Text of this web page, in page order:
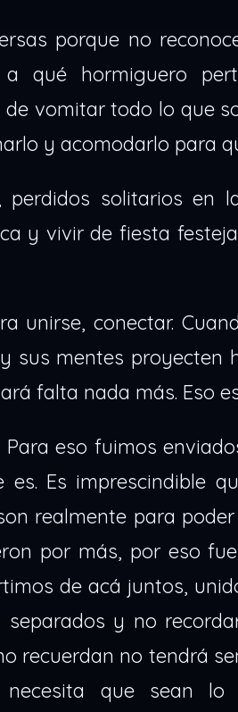
porque no
a qué hormiguero
vomitar todo lo que
y acomodarlo para
perdidos solitarios en
y vivir de fiesta
unirse, conectar.
sus mentes proyecten
falta nada más. Eso
eso fuimos
Es imprescindible
realmente para
por más, por eso
de acá juntos,
separados y no
recuerdan no tendrá
que sean lo